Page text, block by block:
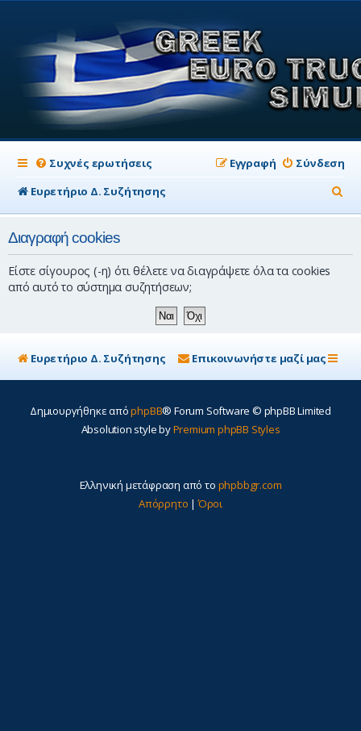
Συχνές ερωτήσεις Σύνδεση
Εγγραφή
Ευρετήριο Δ. Συζήτησης
ν
η
Διαγραφή cookies
Είστε σίγουρος (-η) ότι θέλετε να διαγράψετε όλα τα cookies
από αυτό το σύστημα συζητήσεων;
Ευρετήριο Δ. Συζήτησης Επικοινωνήστε μαζί μας
Δημιουργήθηκε απόphpBB® Forum Software © phpBB Limited
Absolution style byPremium phpBB Styles
Ελληνική μετάφραση από το phpbbgr.com
Απόρρητο |Όροι